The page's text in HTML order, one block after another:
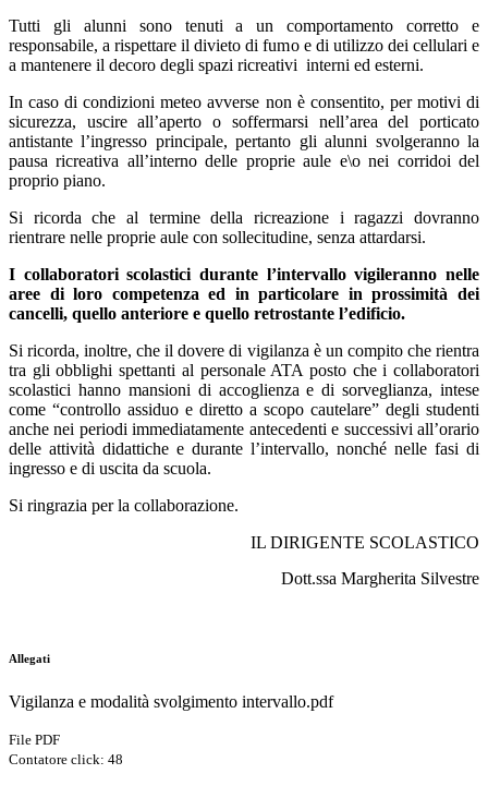
Tutti gli alunni sono tenuti a un comportamento corretto e
responsabile, a rispettare il divieto di fumo e di utilizzo dei cellulari e
a mantenere il decoro degli spazi ricreativi interni ed esterni.
In caso di condizioni meteo avverse non è consentito, per motivi di
sicurezza, uscire all’aperto o soffermarsi nell’area del porticato
antistante l’ingresso principale, pertanto gli alunni svolgeranno la
pausa ricreativa all’interno delle proprie aule e\o nei corridoi del
proprio piano.
Si ricorda che al termine della ricreazione i ragazzi dovranno
rientrare nelle proprie aule con sollecitudine, senza attardarsi.
I collaboratori scolastici durante l’intervallo vigileranno nelle
aree di loro competenza ed in particolare in prossimità dei
cancelli, quello anteriore e quello retrostante l’edificio.
Si ricorda, inoltre, che il dovere di vigilanza è un compito che rientra
tra gli obblighi spettanti al personale ATA posto che i collaboratori
scolastici hanno mansioni di accoglienza e di sorveglianza, intese
come “controllo assiduo e diretto a scopo cautelare” degli studenti
anche nei periodi immediatamente antecedenti e successivi all’orario
delle attività didattiche e durante l’intervallo, nonché nelle fasi di
ingresso e di uscita da scuola.
Si ringrazia per la collaborazione.
IL DIRIGENTE SCOLASTICO
Dott.ssa Margherita Silvestre
Allegati
Vigilanza e modalità svolgimento intervallo.pdf
File PDF
Contatore click: 48